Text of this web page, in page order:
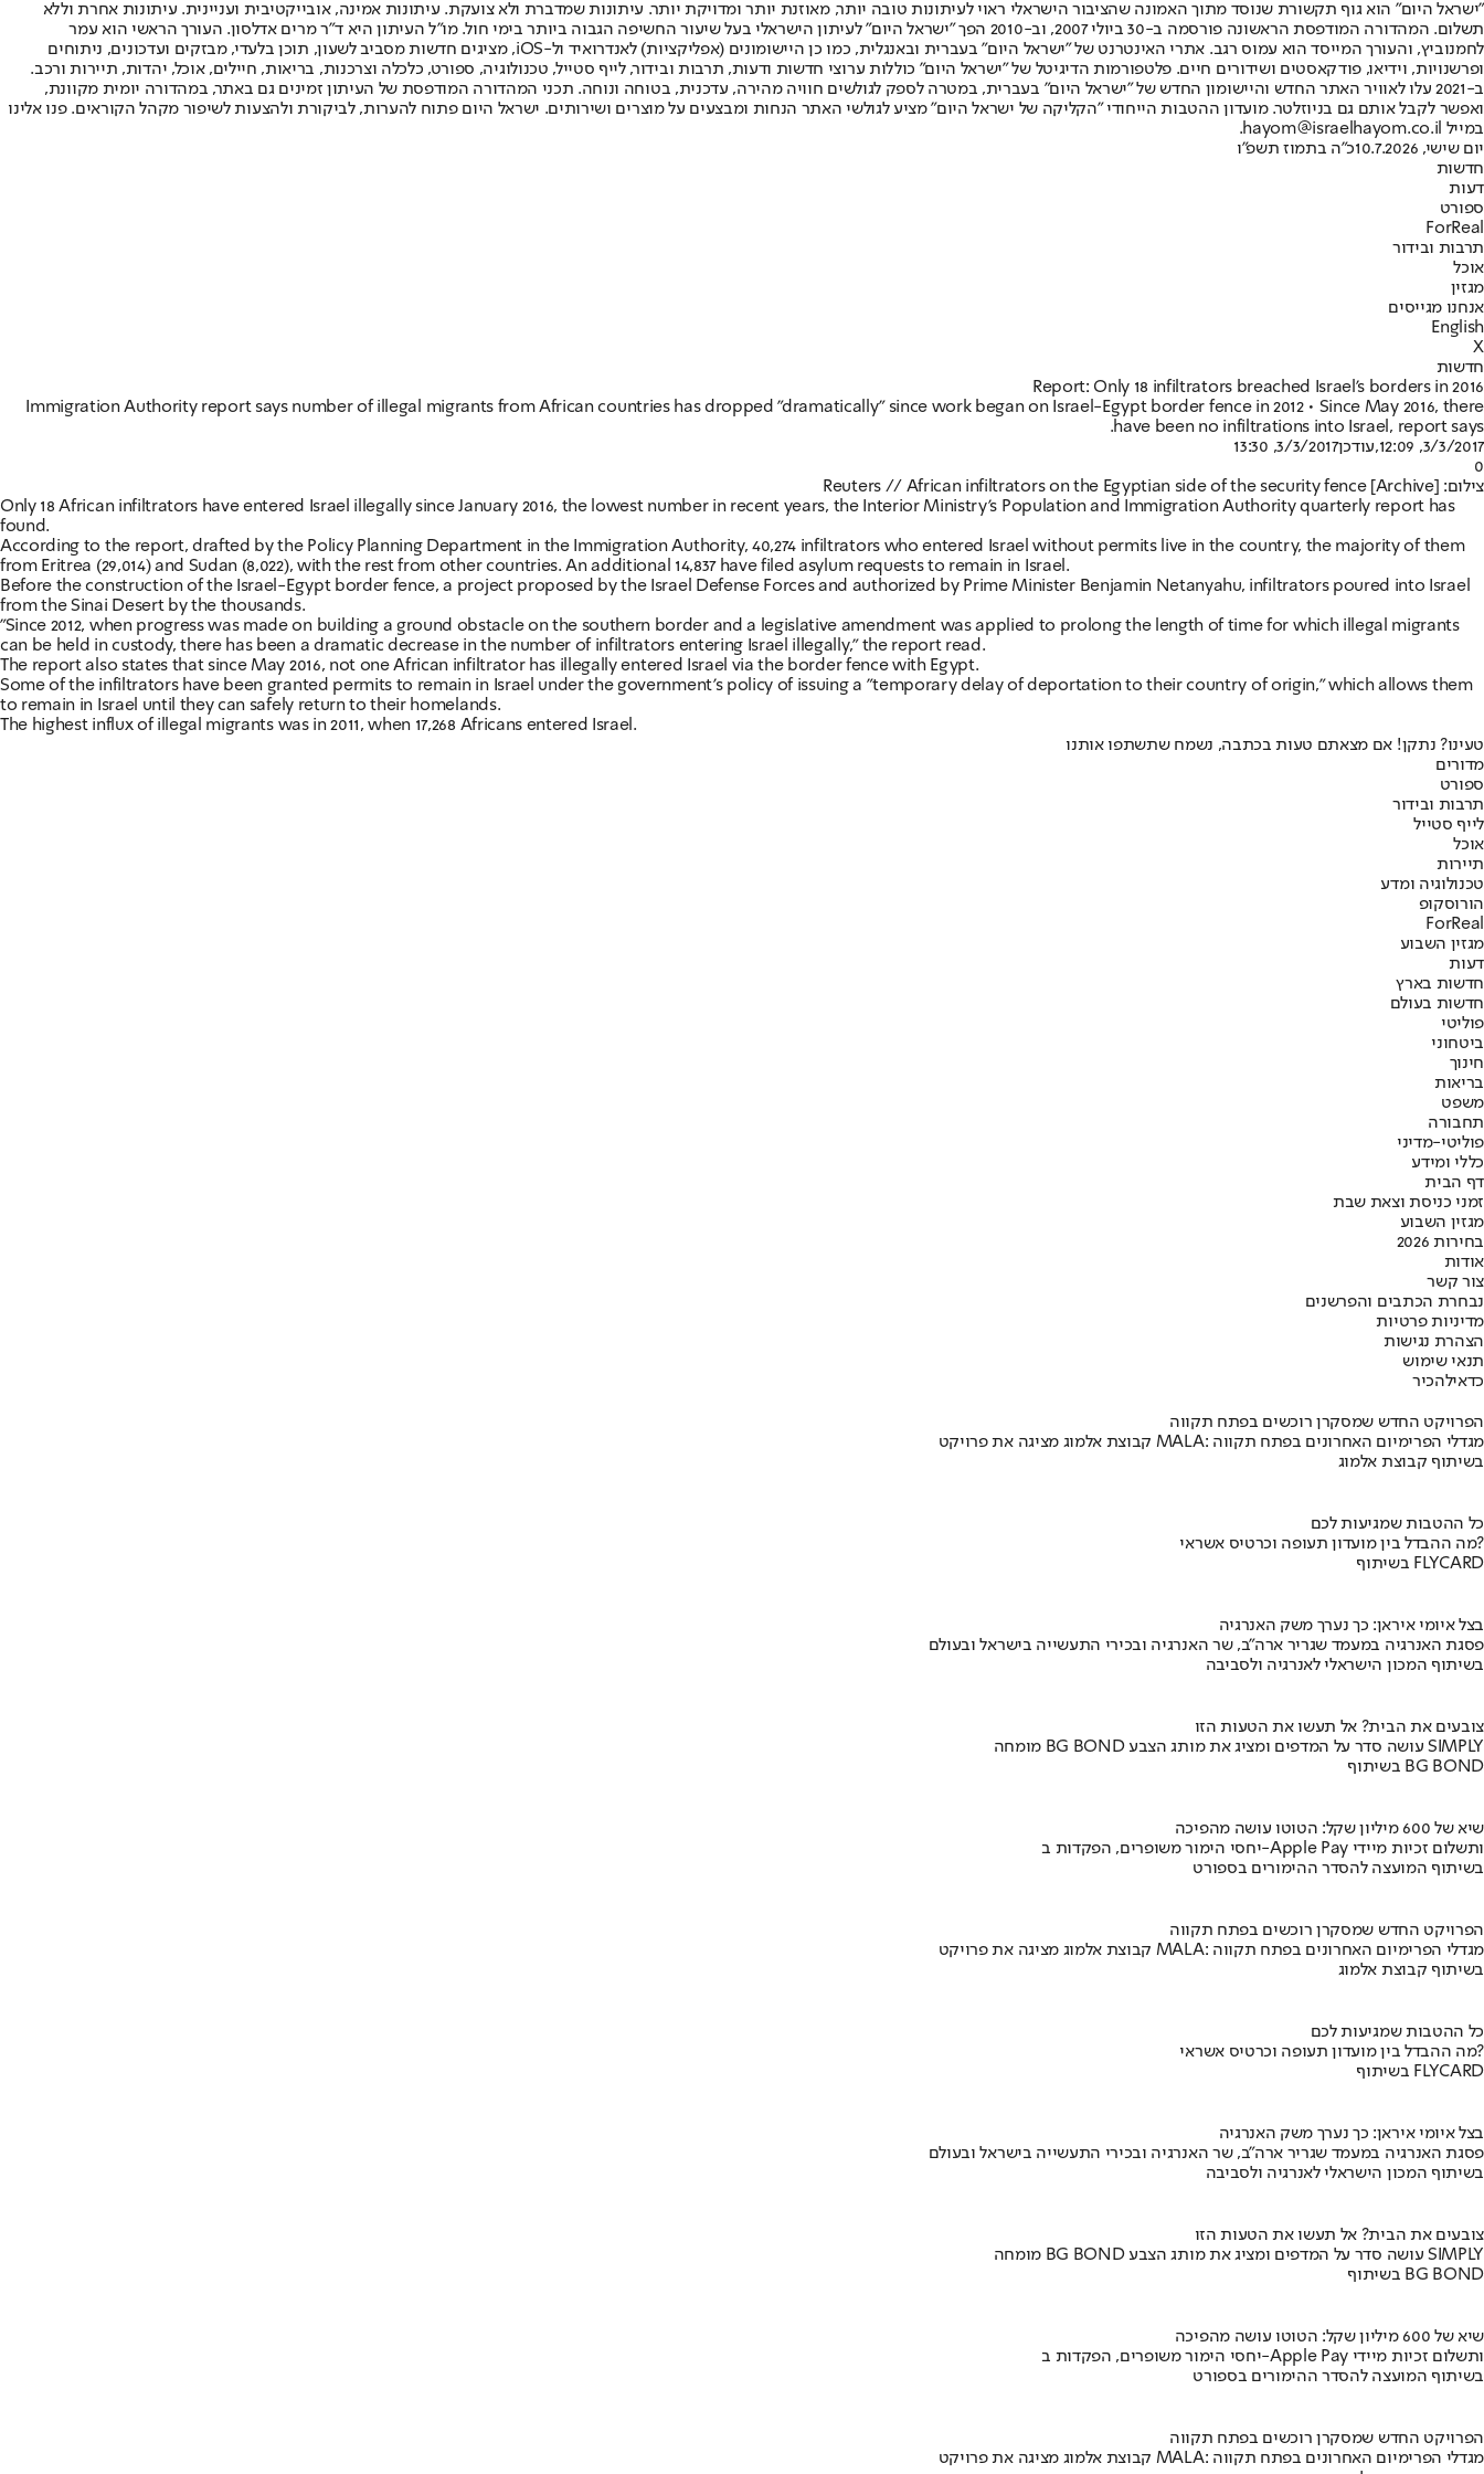
"ישראל היום" הוא גוף תקשורת שנוסד מתוך האמונה שהציבור הישראלי ראוי לעיתונות טובה יותר, מאוזנת יותר ומדויקת יותר. עיתונות שמדברת ולא צועקת. עיתונות אמינה, אובייקטיבית ועניינית. עיתונות אחרת וללא
תשלום. המהדורה המודפסת הראשונה פורסמה ב-30 ביולי 2007, וב-2010 הפך "ישראל היום" לעיתון הישראלי בעל שיעור החשיפה הגבוה ביותר בימי חול. מו"ל העיתון היא ד"ר מרים אדלסון. העורך הראשי הוא עמר
לחמנוביץ, והעורך המייסד הוא עמוס רגב. אתרי האינטרנט של "ישראל היום" בעברית ובאנגלית, כמו כן היישומונים (אפליקציות) לאנדרואיד ול-iOS, מציגים חדשות מסביב לשעון, תוכן בלעדי, מבזקים ועדכונים, ניתוחים
ופרשנויות, וידיאו, פודקאסטים ושידורים חיים. פלטפורמות הדיגיטל של "ישראל היום" כוללות ערוצי חדשות ודעות, תרבות ובידור, לייף סטייל, טכנולוגיה, ספורט, כלכלה וצרכנות, בריאות, חיילים, אוכל, יהדות, תיירות ורכב.
ב-2021 עלו לאוויר האתר החדש והיישומון החדש של "ישראל היום" בעברית, במטרה לספק לגולשים חוויה מהירה, עדכנית, בטוחה ונוחה. תכני המהדורה המודפסת של העיתון זמינים גם באתר, במהדורה יומית מקוונת,
ואפשר לקבל אותם גם בניוזלטר. מועדון ההטבות הייחודי "הקליקה של ישראל היום" מציע לגולשי האתר הנחות ומבצעים על מוצרים ושירותים. ישראל היום פתוח להערות, לביקורת ולהצעות לשיפור מקהל הקוראים. פנו אלינו
במייל hayom@israelhayom.co.il.
יום שישי, 10.7.2026
כ"ה בתמוז תשפ"ו
חדשות
דעות
ספורט
ForReal
תרבות ובידור
אוכל
מגזין
אנחנו מגייסים
English
X
חדשות
Report: Only 18 infiltrators breached Israel's borders in 2016
Immigration Authority report says number of illegal migrants from African countries has dropped "dramatically" since work began on Israel-Egypt border fence in 2012 • Since May 2016, there
have been no infiltrations into Israel, report says.
3/3/2017, 12:09
,עודכן3/3/2017, 13:30
0
צילום: Reuters // African infiltrators on the Egyptian side of the security fence [Archive]
Only 18 African infiltrators have entered Israel illegally since January 2016, the lowest number in recent years, the Interior Ministry's Population and Immigration Authority quarterly report has
found.
According to the report, drafted by the Policy Planning Department in the Immigration Authority, 40,274 infiltrators who entered Israel without permits live in the country, the majority of them
from Eritrea (29,014) and Sudan (8,022), with the rest from other countries. An additional 14,837 have filed asylum requests to remain in Israel.
Before the construction of the Israel-Egypt border fence, a project proposed by the Israel Defense Forces and authorized by Prime Minister Benjamin Netanyahu, infiltrators poured into Israel
from the Sinai Desert by the thousands.
"Since 2012, when progress was made on building a ground obstacle on the southern border and a legislative amendment was applied to prolong the length of time for which illegal migrants
can be held in custody, there has been a dramatic decrease in the number of infiltrators entering Israel illegally," the report read.
The report also states that since May 2016, not one African infiltrator has illegally entered Israel via the border fence with Egypt.
Some of the infiltrators have been granted permits to remain in Israel under the government's policy of issuing a "temporary delay of deportation to their country of origin," which allows them
to remain in Israel until they can safely return to their homelands.
The highest influx of illegal migrants was in 2011, when 17,268 Africans entered Israel.
טעינו? נתקן! אם מצאתם טעות בכתבה, נשמח שתשתפו אותנו
מדורים
ספורט
תרבות ובידור
לייף סטייל
אוכל
תיירות
טכנולוגיה ומדע
הורוסקופ
ForReal
מגזין השבוע
דעות
חדשות בארץ
חדשות בעולם
פוליטי
ביטחוני
חינוך
בריאות
משפט
תחבורה
פוליטי-מדיני
כללי ומידע
דף הבית
זמני כניסת וצאת שבת
מגזין השבוע
בחירות 2026
אודות
צור קשר
נבחרת הכתבים והפרשנים
מדיניות פרטיות
הצהרת נגישות
תנאי שימוש
כדאילהכיר
הפרויקט החדש שמסקרן רוכשים בפתח תקווה
קבוצת אלמוג מציגה את פרויקט MALA: מגדלי הפרימיום האחרונים בפתח תקווה
בשיתוף קבוצת אלמוג
כל ההטבות שמגיעות לכם
מה ההבדל בין מועדון תעופה וכרטיס אשראי?
בשיתוף FLYCARD
בצל איומי איראן: כך נערך משק האנרגיה
פסגת האנרגיה במעמד שגריר ארה"ב, שר האנרגיה ובכירי התעשייה בישראל ובעולם
בשיתוף המכון הישראלי לאנרגיה ולסביבה
צובעים את הבית? אל תעשו את הטעות הזו
מומחה BG BOND עושה סדר על המדפים ומציג את מותג הצבע SIMPLY
בשיתוף BG BOND
שיא של 600 מיליון שקל: הטוטו עושה מהפיכה
יחסי הימור משופרים, הפקדות ב-Apple Pay ותשלום זכיות מיידי
בשיתוף המועצה להסדר ההימורים בספורט
הפרויקט החדש שמסקרן רוכשים בפתח תקווה
קבוצת אלמוג מציגה את פרויקט MALA: מגדלי הפרימיום האחרונים בפתח תקווה
בשיתוף קבוצת אלמוג
כל ההטבות שמגיעות לכם
מה ההבדל בין מועדון תעופה וכרטיס אשראי?
בשיתוף FLYCARD
בצל איומי איראן: כך נערך משק האנרגיה
פסגת האנרגיה במעמד שגריר ארה"ב, שר האנרגיה ובכירי התעשייה בישראל ובעולם
בשיתוף המכון הישראלי לאנרגיה ולסביבה
צובעים את הבית? אל תעשו את הטעות הזו
מומחה BG BOND עושה סדר על המדפים ומציג את מותג הצבע SIMPLY
בשיתוף BG BOND
שיא של 600 מיליון שקל: הטוטו עושה מהפיכה
יחסי הימור משופרים, הפקדות ב-Apple Pay ותשלום זכיות מיידי
בשיתוף המועצה להסדר ההימורים בספורט
הפרויקט החדש שמסקרן רוכשים בפתח תקווה
קבוצת אלמוג מציגה את פרויקט MALA: מגדלי הפרימיום האחרונים בפתח תקווה